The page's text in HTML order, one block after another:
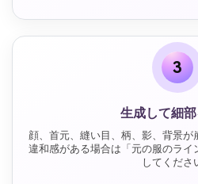
3
生成して細
顔、首元、縫い目、柄、影、背景が
違和感がある場合は「元の服のライ
してくださ